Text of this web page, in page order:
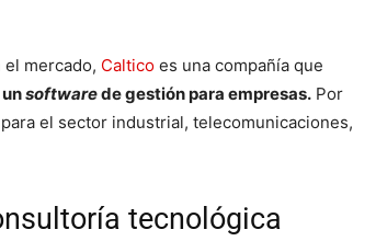
mercado, Caltico es una compañía que
softwarede gestión para empresas. Por
el sector industrial, telecomunicaciones,
tecnológica